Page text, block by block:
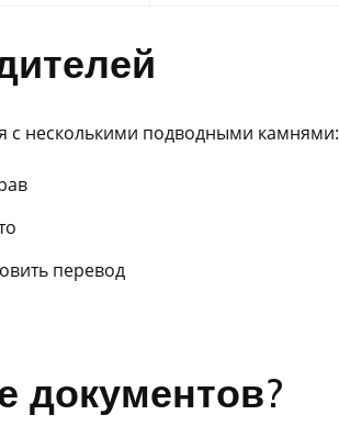
с несколькими подводными камнями:
перевод
документов?